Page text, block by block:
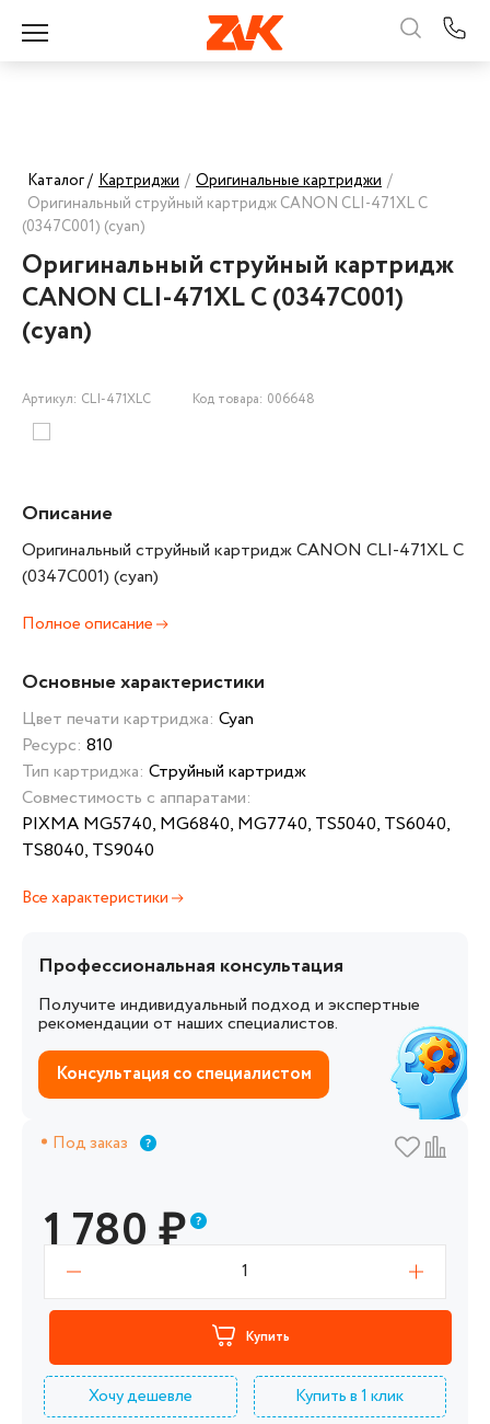
Каталог / Картриджи / Оригинальные картриджи /
Оригинальный струйный картридж CANON CLI-471XL C
(0347C001) (cyan)
Оригинальный струйный картридж
CANON CLI-471XL C (0347C001)
(cyan)
Артикул: CLI-471XLC Код товара: 006648
Описание
Оригинальный струйный картридж CANON CLI-471XL C
(0347C001) (cyan)
Полное описание
Основные характеристики
Цвет печати картриджа: Cyan
Ресурс: 810
Тип картриджа: Струйный картридж
Совместимость с аппаратами:
PIXMA MG5740, MG6840, MG7740, TS5040, TS6040,
TS8040, TS9040
Все характеристики
Профессиональная консультация
Получите индивидуальный подход и экспертные
рекомендации от наших специалистов.
Консультация со специалистом
Под заказ
1 780₽
1
Купить
Хочу дешевле Купить в 1 клик